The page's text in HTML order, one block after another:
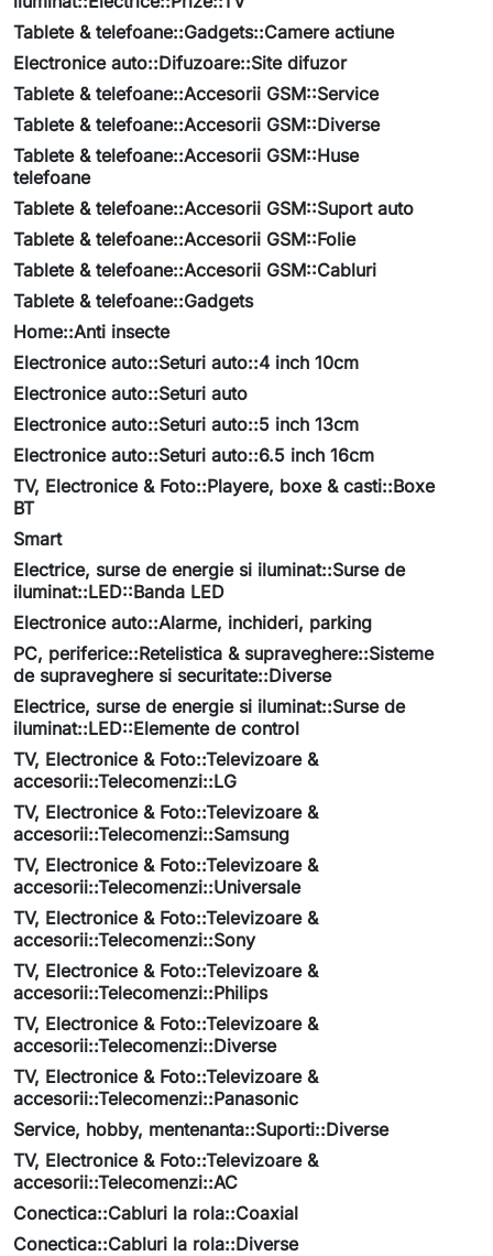
Tablete & telefoane::Gadgets::Camere actiune
Electronice auto::Difuzoare::Site difuzor
Tablete & telefoane::Accesorii GSM::Service
Tablete & telefoane::Accesorii GSM::Diverse
Tablete & telefoane::Accesorii GSM::Huse
telefoane
Tablete & telefoane::Accesorii GSM::Suport auto
Tablete & telefoane::Accesorii GSM::Folie
Tablete & telefoane::Accesorii GSM::Cabluri
Tablete & telefoane::Gadgets
Home::Anti insecte
Electronice auto::Seturi auto::4 inch 10cm
Electronice auto::Seturi auto
Electronice auto::Seturi auto::5 inch 13cm
Electronice auto::Seturi auto::6.5 inch 16cm
TV, Electronice & Foto::Playere, boxe & casti::Boxe
BT
Smart
Electrice, surse de energie si iluminat::Surse de
iluminat::LED::Banda LED
Electronice auto::Alarme, inchideri, parking
PC, periferice::Retelistica & supraveghere::Sisteme
de supraveghere si securitate::Diverse
Electrice, surse de energie si iluminat::Surse de
iluminat::LED::Elemente de control
TV, Electronice & Foto::Televizoare &
accesorii::Telecomenzi::LG
TV, Electronice & Foto::Televizoare &
accesorii::Telecomenzi::Samsung
TV, Electronice & Foto::Televizoare &
accesorii::Telecomenzi::Universale
TV, Electronice & Foto::Televizoare &
accesorii::Telecomenzi::Sony
TV, Electronice & Foto::Televizoare &
accesorii::Telecomenzi::Philips
TV, Electronice & Foto::Televizoare &
accesorii::Telecomenzi::Diverse
TV, Electronice & Foto::Televizoare &
accesorii::Telecomenzi::Panasonic
Service, hobby, mentenanta::Suporti::Diverse
TV, Electronice & Foto::Televizoare &
accesorii::Telecomenzi::AC
Conectica::Cabluri la rola::Coaxial
Conectica::Cabluri la rola::Diverse